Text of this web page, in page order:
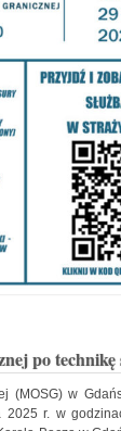
po technikę
(MOSG) w
2025 r. w